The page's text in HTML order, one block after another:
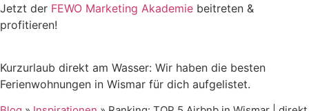
Zum
Inhalt
Jetzt der FEWO Marketing Akademie beitreten &
profitieren!
Kurzurlaub direkt am Wasser: Wir haben die besten
Ferienwohnungen in Wismar für dich aufgelistet.